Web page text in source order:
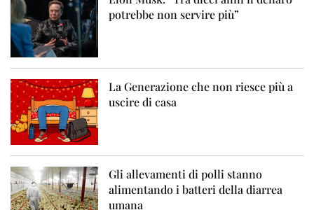
potrebbe non servire più”
La Generazione che non riesce più a
uscire di casa
Gli allevamenti di polli stanno
alimentando i batteri della diarrea
umana